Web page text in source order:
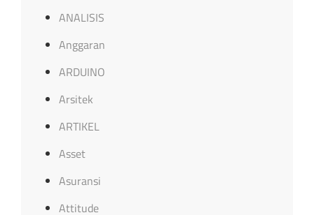
ANALISIS
Anggaran
ARDUINO
Arsitek
ARTIKEL
Asset
Asuransi
Attitude